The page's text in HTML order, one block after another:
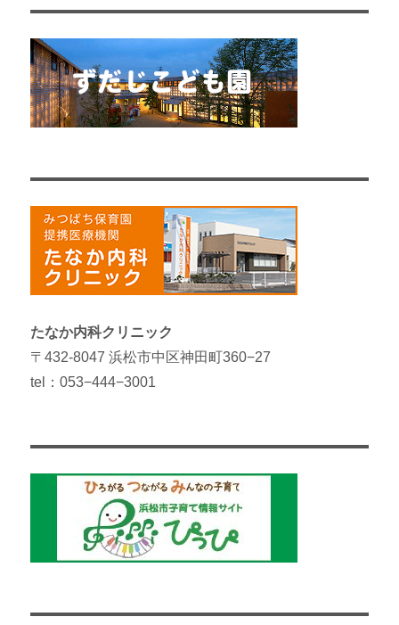
たなか内科クリニック
〒432-8047 浜松市中区神田町360−27
tel：053−444−3001